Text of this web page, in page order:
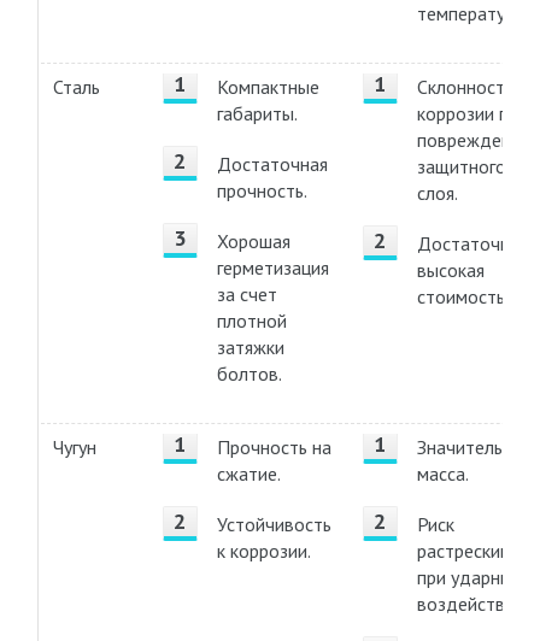
температурах.
Сталь
Компактные
габариты.
Достаточная
прочность.
Хорошая
герметизация
за счет
плотной
затяжки
болтов.
Склонность к
коррозии при
повреждении
защитного
слоя.
Достаточно
высокая
стоимость.
Чугун
Прочность на
сжатие.
Устойчивость
к коррозии.
Значительная
масса.
Риск
при ударных
воздействиях.